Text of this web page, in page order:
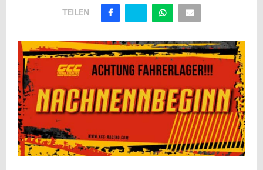
TEILEN